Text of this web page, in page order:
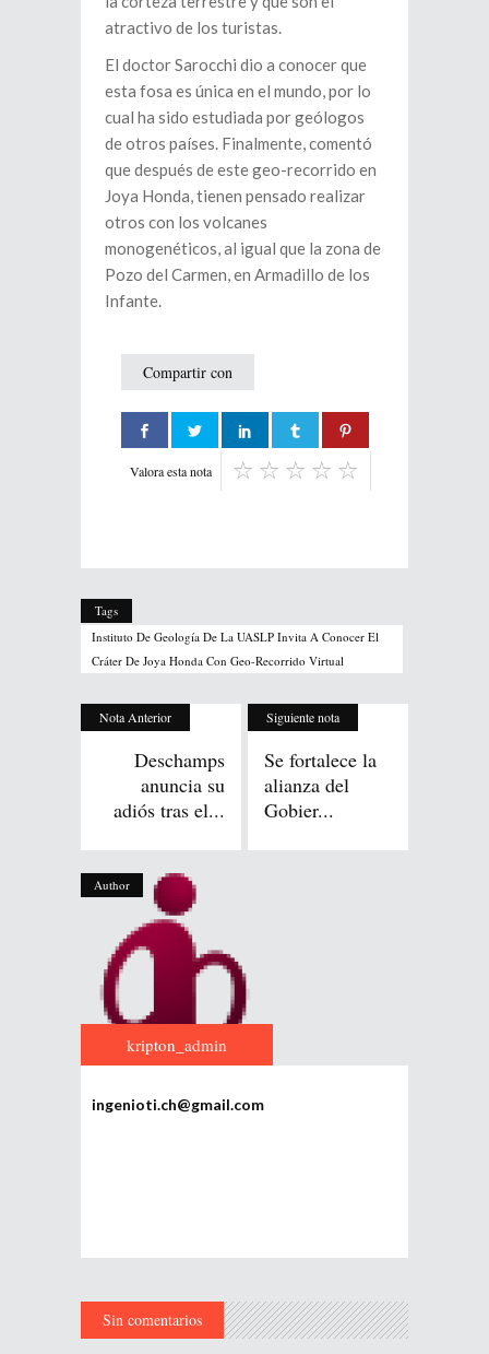
atractivo de los turistas.
El doctor Sarocchi dio a conocer que
esta fosa es única en el mundo, por lo
cual ha sido estudiada por geólogos
de otros países. Finalmente, comentó
que después de este geo-recorrido en
Joya Honda, tienen pensado realizar
otros con los volcanes
monogenéticos, al igual que la zona de
Pozo del Carmen, en Armadillo de los
Infante.
Compartir con
Valora esta nota
Tags
Instituto De Geología De La UASLP Invita A Conocer El
Cráter De Joya Honda Con Geo-Recorrido Virtual
Nota Anterior
Deschamps
anuncia su
adiós tras el...
Siguiente nota
Se fortalece la
alianza del
Gobier...
Author
kripton_admin
ingenioti.ch@gmail.com
Sin comentarios